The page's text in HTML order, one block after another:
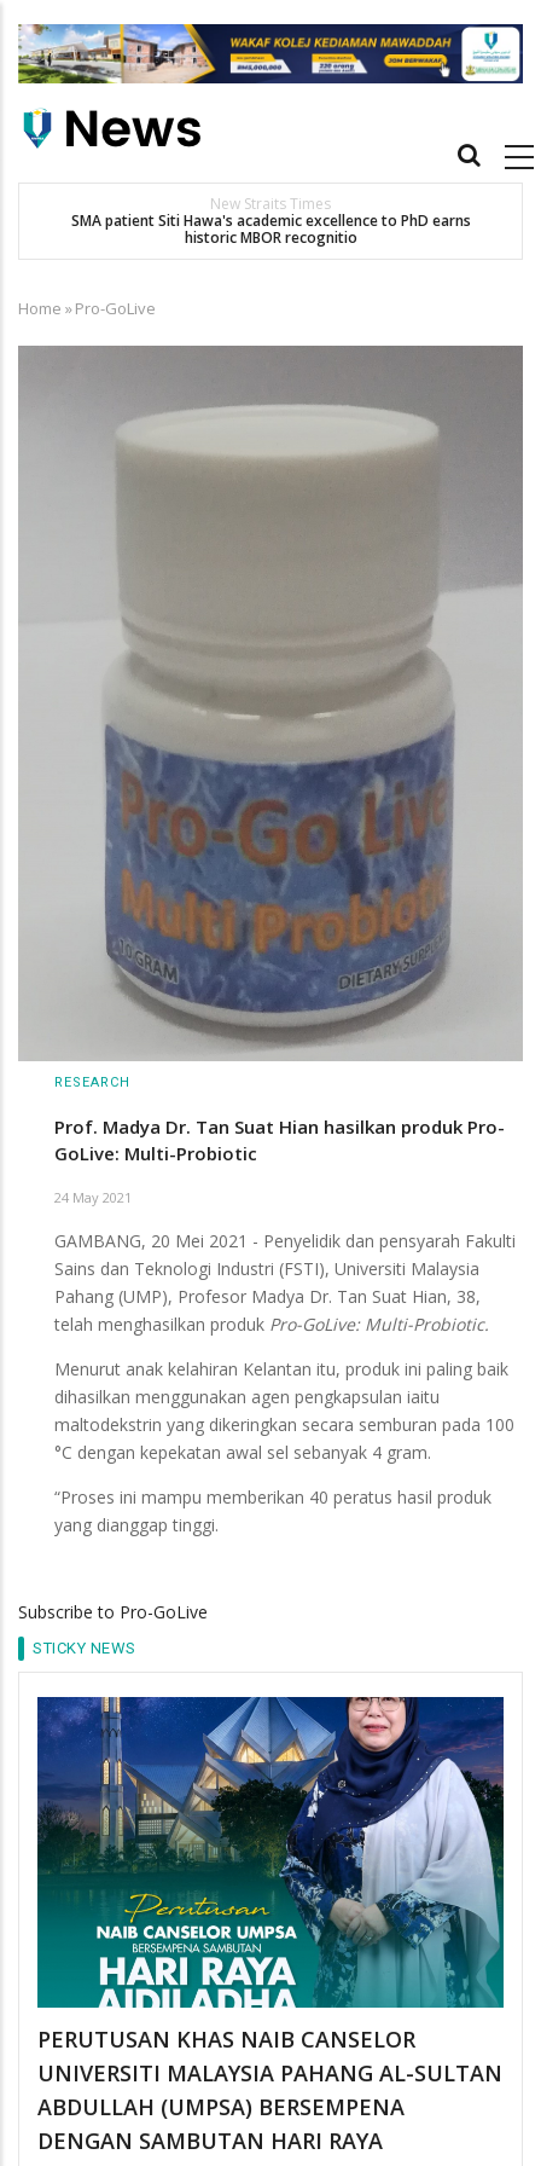
main
Main
Others
Dr. Siti Hawa Cipta Rekod MBOR, Pesakit SMA Pertama Tamat
Pengajian Berterusan Hingga PhD
Breadcrumb
Home »Pro-GoLive
RESEARCH
Prof. Madya Dr. Tan Suat Hian hasilkan produk Pro-
GoLive: Multi-Probiotic
24 May 2021
GAMBANG, 20 Mei 2021 - Penyelidik dan pensyarah Fakulti
Sains dan Teknologi Industri (FSTI), Universiti Malaysia
Pahang (UMP), Profesor Madya Dr. Tan Suat Hian, 38,
telah menghasilkan produk Pro-GoLive: Multi-Probiotic.
Menurut anak kelahiran Kelantan itu, produk ini paling baik
dihasilkan menggunakan agen pengkapsulan iaitu
maltodekstrin yang dikeringkan secara semburan pada 100
°C dengan kepekatan awal sel sebanyak 4 gram.
“Proses ini mampu memberikan 40 peratus hasil produk
yang dianggap tinggi.
Subscribe to Pro-GoLive
STICKY NEWS
PERUTUSAN KHAS NAIB CANSELOR
UNIVERSITI MALAYSIA PAHANG AL-SULTAN
ABDULLAH (UMPSA) BERSEMPENA
DENGAN SAMBUTAN HARI RAYA